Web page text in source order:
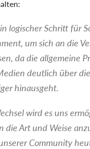
logischer Schritt für
um sich an die
da die allgemeine
deutlich über
hinausgeht.
wird es uns
die Art und Weise
Community